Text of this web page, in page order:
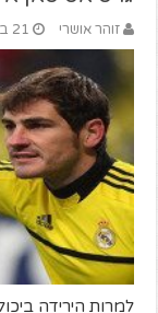
זוהר אושרי 21 ביולי 2015
למרות הירידה